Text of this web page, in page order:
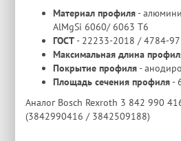
Материал профиля-
AlMgSi 6060/ 6063 Т6
ГОСТ- 22233-2018 / 4784-97
Максимальная длина
Покрытие профиля-
Площадь сечения профиля-
Аналог Bosch Rexroth 3 842 990
(3842990416 / 3842509188)